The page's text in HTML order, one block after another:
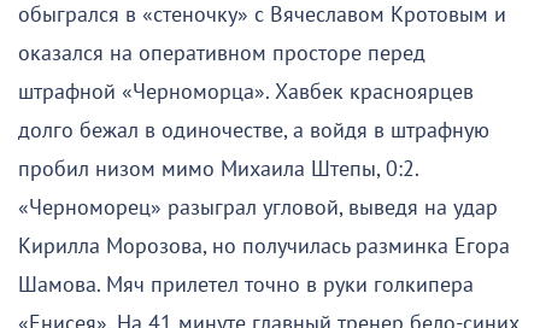
обыгрался в «стеночку» с Вячеславом Кротовым и
оказался на оперативном просторе перед
штрафной «Черноморца». Хавбек красноярцев
долго бежал в одиночестве, а войдя в штрафную
пробил низом мимо Михаила Штепы, 0:2.
«Черноморец» разыграл угловой, выведя на удар
Кирилла Морозова, но получилась разминка Егора
Шамова. Мяч прилетел точно в руки голкипера